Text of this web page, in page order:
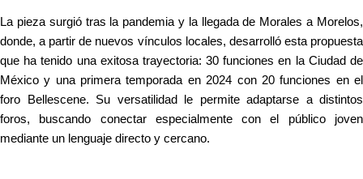
La pieza surgió tras la pandemia y la llegada de Morales a Morelos,
donde, a partir de nuevos vínculos locales, desarrolló esta propuesta
que ha tenido una exitosa trayectoria: 30 funciones en la Ciudad de
México y una primera temporada en 2024 con 20 funciones en el
foro Bellescene. Su versatilidad le permite adaptarse a distintos
foros, buscando conectar especialmente con el público joven
mediante un lenguaje directo y cercano.